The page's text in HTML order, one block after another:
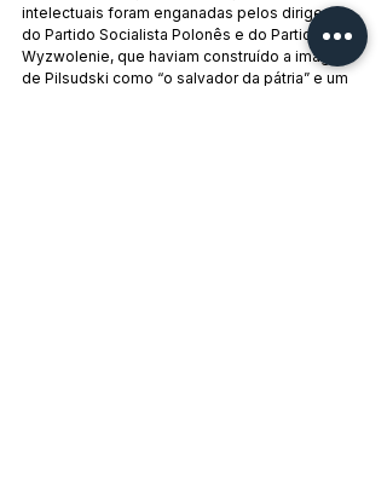
intelectuais foram enganadas pelos dirigentes
do Partido Socialista Polonês e do Partido
Wyzwolenie, que haviam construído a imagem
de Pilsudski como “o salvador da pátria” e um